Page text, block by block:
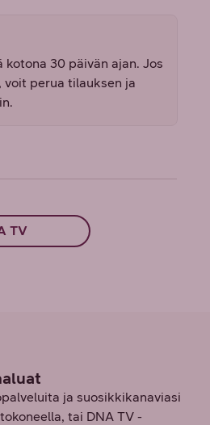
kotona 30 päivän ajan. Jos
voit perua tilauksen ja
TV
ja suosikkikanaviasi
tai DNA TV -